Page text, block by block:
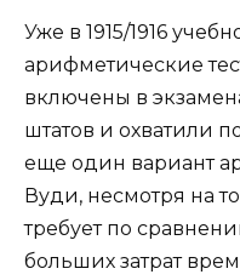
Уже в 1915/1916
арифметические
включены в
штатов и охватили
еще один вариант
Вуди, несмотря на
требует по
больших затрат